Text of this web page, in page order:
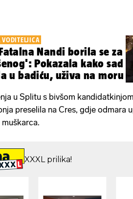
VODITELJICA
Fatalna Nandi borila se za
Pokazala kako sad
u badiću, uživa na moru
u Splitu s bivšom
preselila na Cres, gdje odmara